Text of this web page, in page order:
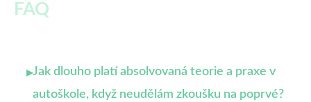
FAQ
▸Jak dlouho platí absolvovaná teorie a praxe v
autoškole, když neudělám zkoušku na poprvé?